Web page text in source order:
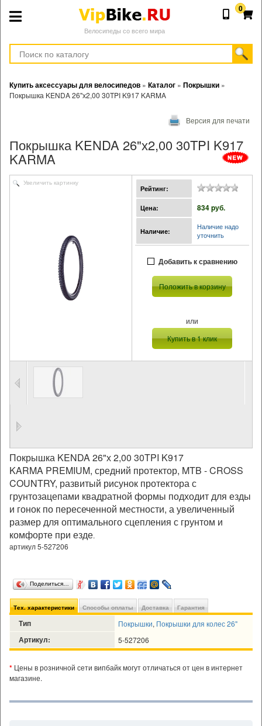
Велосипеды со всего мира
0
Купить аксессуары для велосипедов » Каталог » Покрышки »
Покрышка KENDA 26"х2,00 30TPI K917 KARMA
Версия для печати
Покрышка KENDA 26"х2,00 30TPI K917
KARMA
Увеличить картинку
Рейтинг:
Цена: 834 pуб.
Наличие:
Наличие надо
уточнить
Добавить к сравнению
Положить в корзину
или
Купить в 1 клик
Покрышка KENDA 26"х 2,00 30TPI K917
KARMA PREMIUM, средний протектор, MTB - CROSS
COUNTRY, развитый рисунок протектора с
грунтозацепами квадратной формы подходит для езды
и гонок по пересеченной местности, а увеличенный
размер для оптимального сцепления с грунтом и
комфорте при езде.
артикул 5-527206
Поделиться…
Тех. характеристики Способы оплаты Доставка Гарантия
Тип Покрышки, Покрышки для колес 26"
Артикул: 5-527206
* Цены в розничной сети випбайк могут отличаться от цен в интернет
магазине.